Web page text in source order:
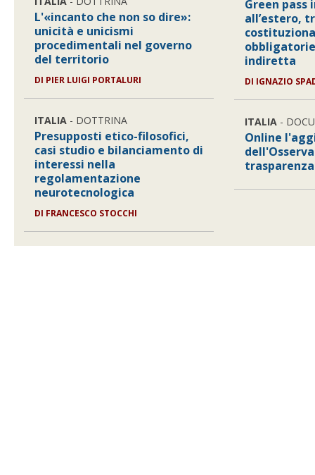
L'«incanto che non so dire»:
unicità e unicismi
procedimentali nel governo
del territorio
DI PIER LUIGI PORTALURI
ITALIA - DOTTRINA
Presupposti etico-filosofici,
casi studio e bilanciamento di
interessi nella
regolamentazione
neurotecnologica
DI FRANCESCO STOCCHI
Green pass
all’estero,
indiretta
DI IGNAZIO
ITALIA -
Online
trasparenza